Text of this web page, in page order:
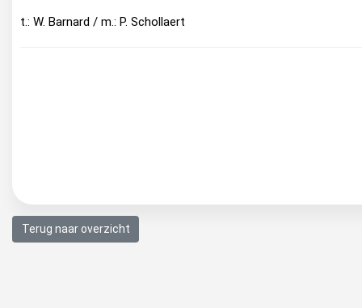
t.: W. Barnard / m.: P. Schollaert
Terug naar overzicht